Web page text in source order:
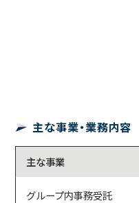
主な事業・業務内容
主な事業
グループ内事務受託